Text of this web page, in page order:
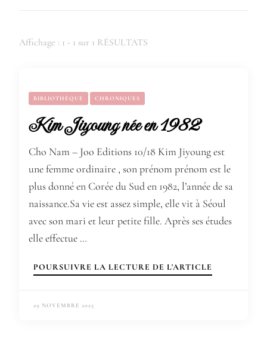
Affichage : 1 - 1 sur 1 RÉSULTATS
BIBLIOTHÈQUE CHRONIQUES
Kim Jiyoung née en 1982
Cho Nam – Joo Editions 10/18 Kim Jiyoung est
une femme ordinaire , son prénom prénom est le
plus donné en Corée du Sud en 1982, l’année de sa
naissance.Sa vie est assez simple, elle vit à Séoul
avec son mari et leur petite fille. Après ses études
elle effectue …
POURSUIVRE LA LECTURE DE L'ARTICLE
29 NOVEMBRE 2025